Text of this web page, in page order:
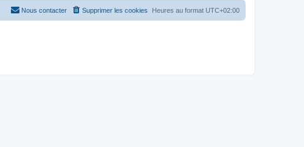
Heures au format UTC+02:00
Supprimer les cookies
Nous contacter